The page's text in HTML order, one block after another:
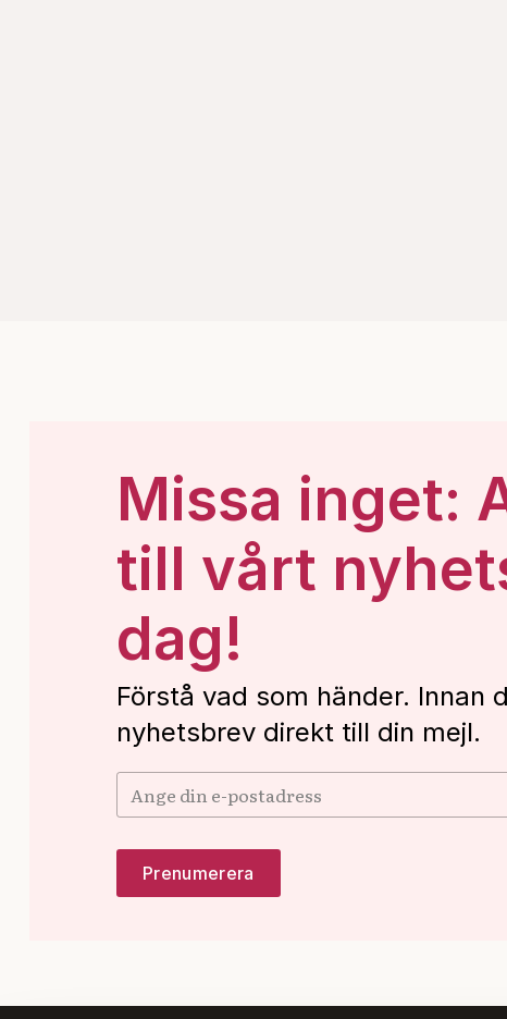
Missa inget:
till vårt
dag!
Förstå vad som händer. Innan
nyhetsbrev direkt till din mejl.